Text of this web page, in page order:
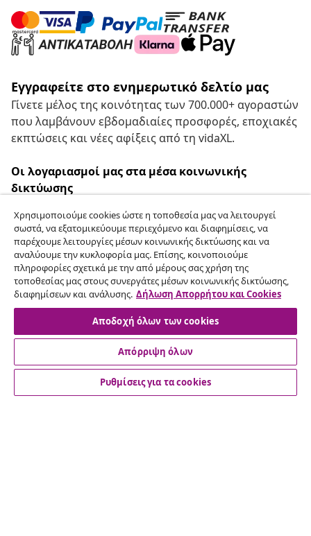
Εγγραφείτε στο ενημερωτικό δελτίο μας
Γίνετε μέλος της κοινότητας των 700.000+ αγοραστών
που λαμβάνουν εβδομαδιαίες προσφορές, εποχιακές
εκπτώσεις και νέες αφίξεις από τη vidaXL.
Οι λογαριασμοί μας στα μέσα κοινωνικής
δικτύωσης
Υπαναχώρηση από τη σύμβαση
Υποβάλετε αίτημα υπαναχώρησης για την
παραγγελία σας.
Υπαναχώρηση από τη σύμβαση
Εξυπηρέτηση πελατών
Χρησιμοποιούμε cookies ώστε η τοποθεσία μας να λειτουργεί
σωστά, να εξατομικεύουμε περιεχόμενο και διαφημίσεις, να
παρέχουμε λειτουργίες μέσων κοινωνικής δικτύωσης και να
αναλύουμε την κυκλοφορία μας. Επίσης, κοινοποιούμε
πληροφορίες σχετικά με την από μέρους σας χρήση της
τοποθεσίας μας στους συνεργάτες μέσων κοινωνικής δικτύωσης,
διαφημίσεων και ανάλυσης. Δήλωση Απορρήτου και Cookies
Αποδοχή όλων των cookies
Απόρριψη όλων
Ρυθμίσεις για τα cookies